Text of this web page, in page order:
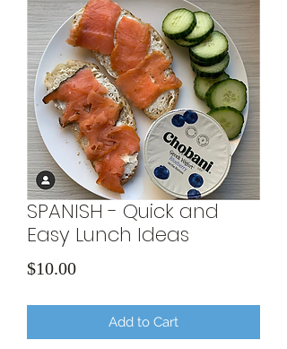
SPANISH - Quick and
Easy Lunch Ideas
$10.00Price
Add to Cart